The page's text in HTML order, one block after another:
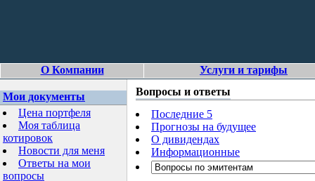
О Компании Услуги и тарифы
Мои документы
Цена портфеля
Моя таблица
котировок
Новости для меня
Ответы на мои
вопросы
Вопросы и ответы
Последние 5
Прогнозы на будущее
О дивидендах
Информационные